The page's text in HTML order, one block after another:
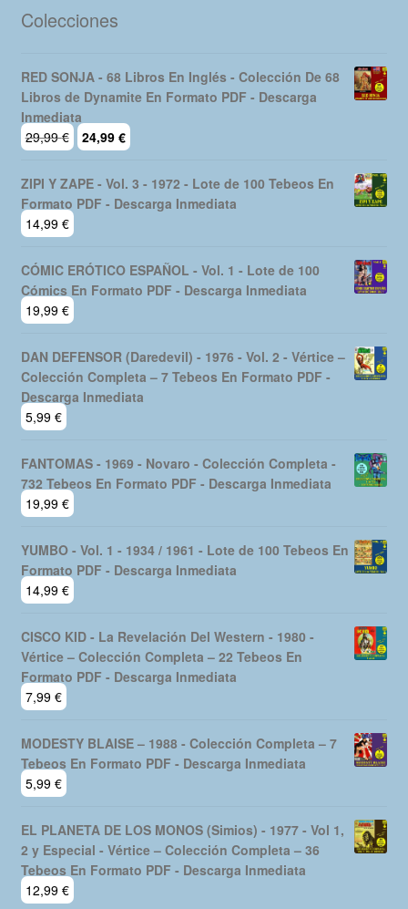
Colecciones
RED SONJA - 68 Libros En Inglés - Colección De 68
Libros de Dynamite En Formato PDF - Descarga
Inmediata
29,99€
El
precio
original
era:
24,99 €
actual
24,99 €.
ZIPI Y ZAPE - Vol. 3 - 1972 - Lote de 100 Tebeos En
Formato PDF - Descarga Inmediata
14,99 €
CÓMIC ERÓTICO ESPAÑOL - Vol. 1 - Lote de 100
Cómics En Formato PDF - Descarga Inmediata
19,99 €
DAN DEFENSOR (Daredevil) - 1976 - Vol. 2 - Vértice –
Colección Completa – 7 Tebeos En Formato PDF -
Descarga Inmediata
5,99 €
FANTOMAS - 1969 - Novaro - Colección Completa -
732 Tebeos En Formato PDF - Descarga Inmediata
19,99 €
YUMBO - Vol. 1 - 1934 / 1961 - Lote de 100 Tebeos En
Formato PDF - Descarga Inmediata
14,99 €
CISCO KID - La Revelación Del Western - 1980 -
Vértice – Colección Completa – 22 Tebeos En
Formato PDF - Descarga Inmediata
7,99 €
MODESTY BLAISE – 1988 - Colección Completa – 7
Tebeos En Formato PDF - Descarga Inmediata
5,99 €
EL PLANETA DE LOS MONOS (Simios) - 1977 - Vol 1,
2 y Especial - Vértice – Colección Completa – 36
Tebeos En Formato PDF - Descarga Inmediata
12,99 €